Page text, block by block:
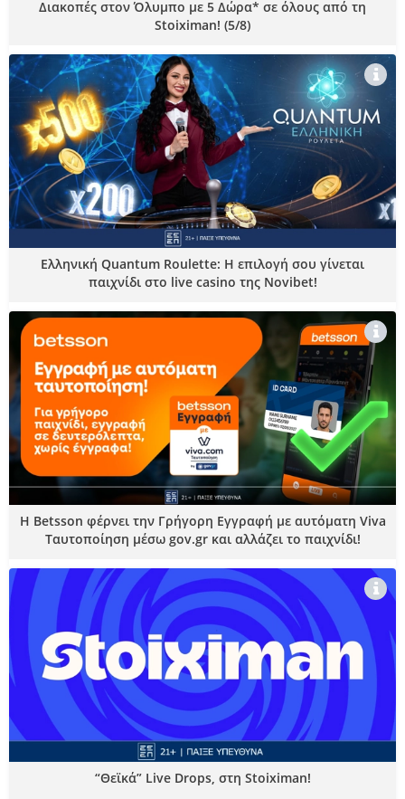
Διακοπές στον Όλυμπο με 5 Δώρα* σε όλους από τη
Stoiximan! (5/8)
Ελληνική Quantum Roulette: Η επιλογή σου γίνεται
παιχνίδι στο live casino της Novibet!
Η Betsson φέρνει την Γρήγορη Εγγραφή με αυτόματη Viva
Ταυτοποίηση μέσω gov.gr και αλλάζει το παιχνίδι!
“Θεϊκά” Live Drops, στη Stoiximan!